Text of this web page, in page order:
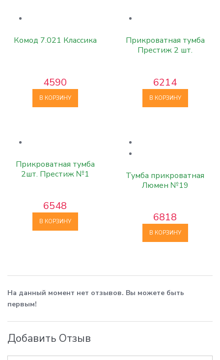
Комод 7.021 Классика
4590
В КОРЗИНУ
Прикроватная тумба
Престиж 2 шт.
6214
В КОРЗИНУ
Прикроватная тумба
2шт. Престиж №1
6548
В КОРЗИНУ
Тумба прикроватная
Люмен №19
6818
В КОРЗИНУ
На данный момент нет отзывов. Вы можете быть
первым!
Добавить Отзыв